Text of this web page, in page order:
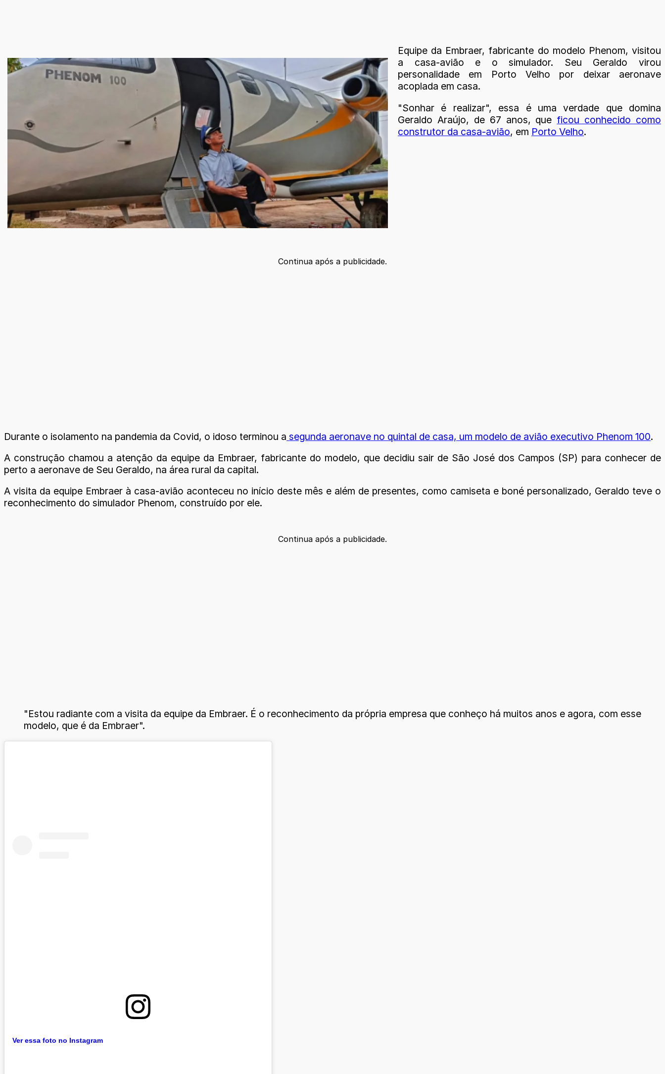
Equipe da Embraer, fabricante do modelo Phenom, visitou
a casa-avião e o simulador. Seu Geraldo virou
personalidade em Porto Velho por deixar aeronave
acoplada em casa.
"Sonhar é realizar", essa é uma verdade que domina
Geraldo Araújo, de 67 anos, que ficou conhecido como
construtor da casa-avião, em Porto Velho.
Continua após a publicidade.
Durante o isolamento na pandemia da Covid, o idoso terminou a segunda aeronave no quintal de casa, um modelo de avião executivo Phenom 100.
A construção chamou a atenção da equipe da Embraer, fabricante do modelo, que decidiu sair de São José dos Campos (SP) para conhecer de
perto a aeronave de Seu Geraldo, na área rural da capital.
A visita da equipe Embraer à casa-avião aconteceu no início deste mês e além de presentes, como camiseta e boné personalizado, Geraldo teve o
reconhecimento do simulador Phenom, construído por ele.
Continua após a publicidade.
"Estou radiante com a visita da equipe da Embraer. É o reconhecimento da própria empresa que conheço há muitos anos e agora, com esse
modelo, que é da Embraer".
Ver essa foto no Instagram